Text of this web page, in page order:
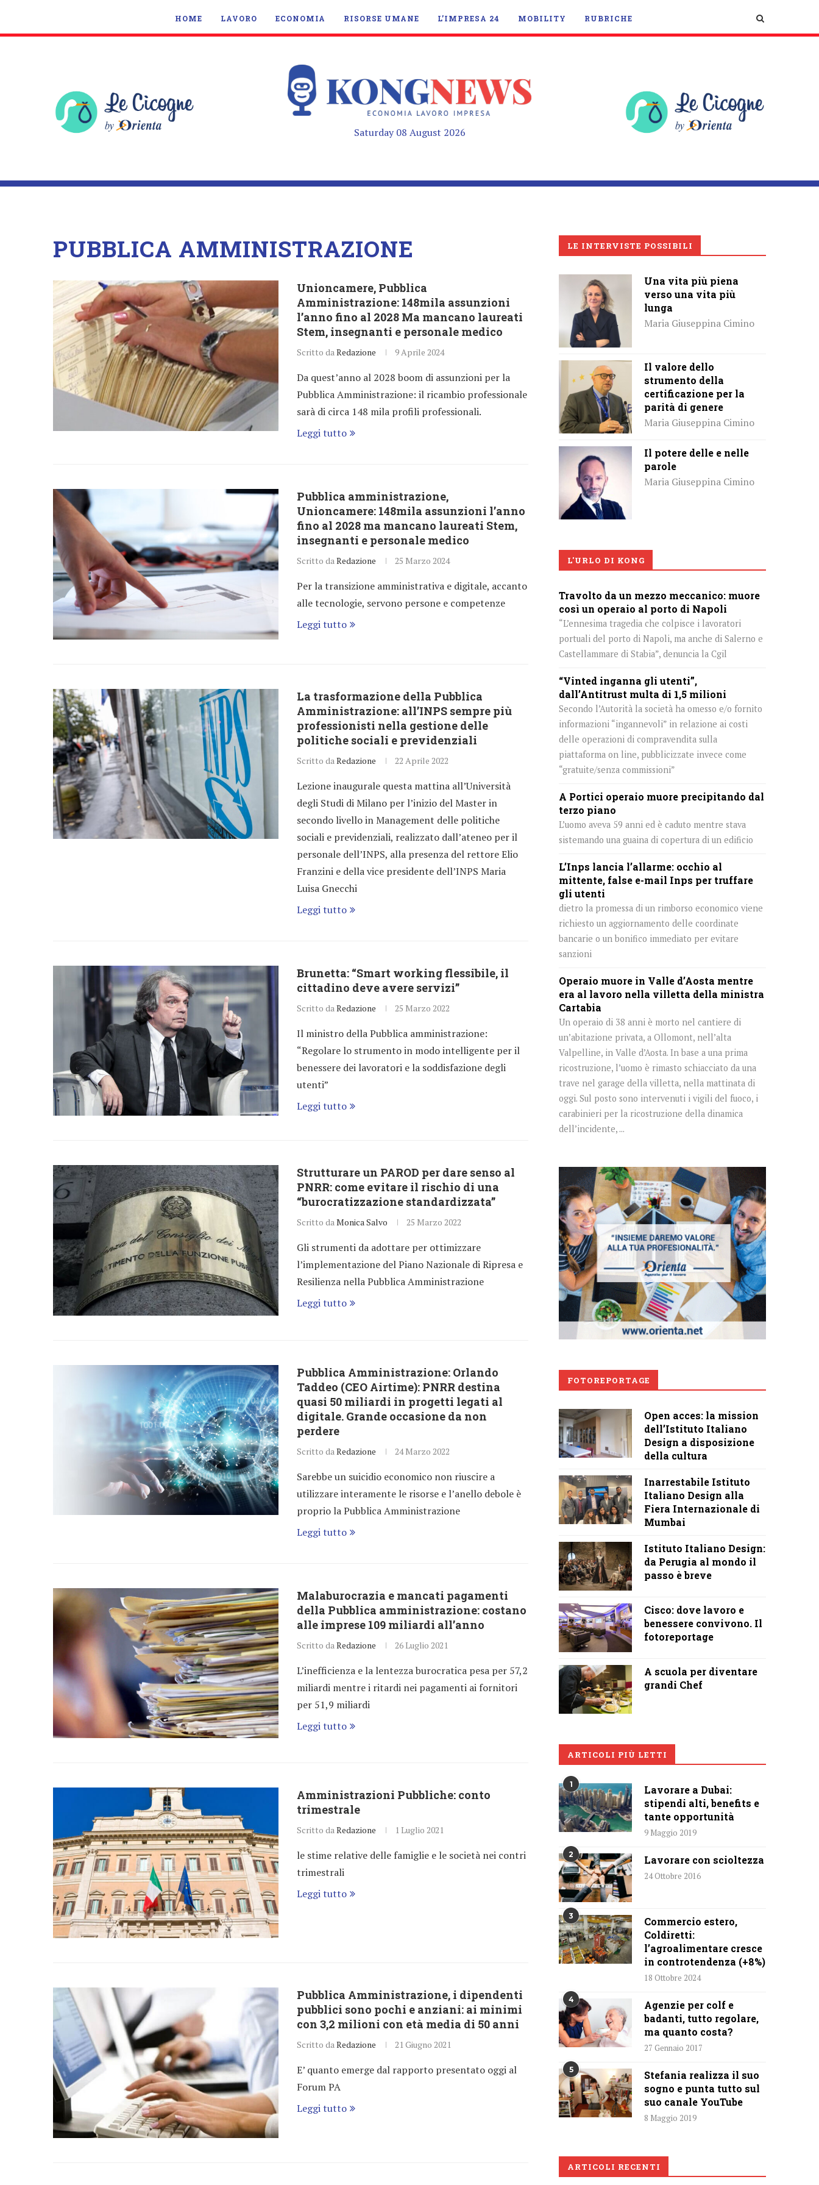
HOME LAVORO ECONOMIA RISORSE UMANE L’IMPRESA 24 MOBILITY RUBRICHE
Saturday 08 August 2026
PUBBLICA AMMINISTRAZIONE
Unioncamere, Pubblica
Amministrazione: 148mila assunzioni
l’anno fino al 2028 Ma mancano laureati
Stem, insegnanti e personale medico
Scritto daRedazione 9 Aprile 2024
Da quest’anno al 2028 boom di assunzioni per la
Pubblica Amministrazione: il ricambio professionale
sarà di circa 148 mila profili professionali.
Leggi tutto
Pubblica amministrazione,
Unioncamere: 148mila assunzioni l’anno
fino al 2028 ma mancano laureati Stem,
insegnanti e personale medico
Scritto daRedazione 25 Marzo 2024
Per la transizione amministrativa e digitale, accanto
alle tecnologie, servono persone e competenze
Leggi tutto
La trasformazione della Pubblica
Amministrazione: all’INPS sempre più
professionisti nella gestione delle
politiche sociali e previdenziali
Scritto da Redazione 22 Aprile 2022
Lezione inaugurale questa mattina all’Università
degli Studi di Milano per l’inizio del Master in
secondo livello in Management delle politiche
sociali e previdenziali, realizzato dall’ateneo per il
personale dell’INPS, alla presenza del rettore Elio
Franzini e della vice presidente dell’INPS Maria
Luisa Gnecchi
Leggi tutto
Brunetta: “Smart working flessibile, il
cittadino deve avere servizi”
Scritto da Redazione 25 Marzo 2022
Il ministro della Pubblica amministrazione:
“Regolare lo strumento in modo intelligente per il
benessere dei lavoratori e la soddisfazione degli
utenti”
Leggi tutto
Strutturare un PAROD per dare senso al
PNRR: come evitare il rischio di una
“burocratizzazione standardizzata”
Scritto daMonica Salvo 25 Marzo 2022
Gli strumenti da adottare per ottimizzare
l’implementazione del Piano Nazionale di Ripresa e
Resilienza nella Pubblica Amministrazione
Leggi tutto
Pubblica Amministrazione: Orlando
Taddeo (CEO Airtime): PNRR destina
quasi 50 miliardi in progetti legati al
digitale. Grande occasione da non
perdere
Scritto daRedazione 24 Marzo 2022
Sarebbe un suicidio economico non riuscire a
utilizzare interamente le risorse e l’anello debole è
proprio la Pubblica Amministrazione
Leggi tutto
Malaburocrazia e mancati pagamenti
della Pubblica amministrazione: costano
alle imprese 109 miliardi all’anno
Scritto daRedazione 26 Luglio 2021
L’inefficienza e la lentezza burocratica pesa per 57,2
miliardi mentre i ritardi nei pagamenti ai fornitori
per 51,9 miliardi
Leggi tutto
Amministrazioni Pubbliche: conto
trimestrale
Scritto daRedazione 1 Luglio 2021
le stime relative delle famiglie e le società nei contri
trimestrali
Leggi tutto
Pubblica Amministrazione, i dipendenti
pubblici sono pochi e anziani: ai minimi
con 3,2 milioni con età media di 50 anni
Scritto daRedazione 21 Giugno 2021
E’ quanto emerge dal rapporto presentato oggi al
Forum PA
Leggi tutto
LE INTERVISTE POSSIBILI
Una vita più piena
verso una vita più
lunga
Maria Giuseppina Cimino
Il valore dello
strumento della
certificazione per la
parità di genere
Maria Giuseppina Cimino
Il potere delle e nelle
parole
Maria Giuseppina Cimino
L'URLO DI KONG
Travolto da un mezzo meccanico: muore
così un operaio al porto di Napoli
“L’ennesima tragedia che colpisce i lavoratori
portuali del porto di Napoli, ma anche di Salerno e
Castellammare di Stabia”, denuncia la Cgil
“Vinted inganna gli utenti”,
dall’Antitrust multa di 1,5 milioni
Secondo l’Autorità la società ha omesso e/o fornito
informazioni “ingannevoli” in relazione ai costi
delle operazioni di compravendita sulla
piattaforma on line, pubblicizzate invece come
“gratuite/senza commissioni”
A Portici operaio muore precipitando dal
terzo piano
L’uomo aveva 59 anni ed è caduto mentre stava
sistemando una guaina di copertura di un edificio
L’Inps lancia l’allarme: occhio al
mittente, false e-mail Inps per truffare
gli utenti
dietro la promessa di un rimborso economico viene
richiesto un aggiornamento delle coordinate
bancarie o un bonifico immediato per evitare
sanzioni
Operaio muore in Valle d’Aosta mentre
era al lavoro nella villetta della ministra
Cartabia
Un operaio di 38 anni è morto nel cantiere di
un’abitazione privata, a Ollomont, nell’alta
Valpelline, in Valle d’Aosta. In base a una prima
ricostruzione, l’uomo è rimasto schiacciato da una
trave nel garage della villetta, nella mattinata di
oggi. Sul posto sono intervenuti i vigili del fuoco, i
carabinieri per la ricostruzione della dinamica
dell’incidente, ...
FOTOREPORTAGE
Open acces: la mission
dell’Istituto Italiano
Design a disposizione
della cultura
Inarrestabile Istituto
Italiano Design alla
Fiera Internazionale di
Mumbai
Istituto Italiano Design:
da Perugia al mondo il
passo è breve
Cisco: dove lavoro e
benessere convivono. Il
fotoreportage
A scuola per diventare
grandi Chef
ARTICOLI PIÙ LETTI
1
Lavorare a Dubai:
stipendi alti, benefits e
tante opportunità
9 Maggio 2019
2 Lavorare con scioltezza
24 Ottobre 2016
3
Commercio estero,
Coldiretti:
l’agroalimentare cresce
in controtendenza (+8%)
18 Ottobre 2024
4
Agenzie per colf e
badanti, tutto regolare,
ma quanto costa?
27 Gennaio 2017
5
Stefania realizza il suo
sogno e punta tutto sul
suo canale YouTube
8 Maggio 2019
ARTICOLI RECENTI